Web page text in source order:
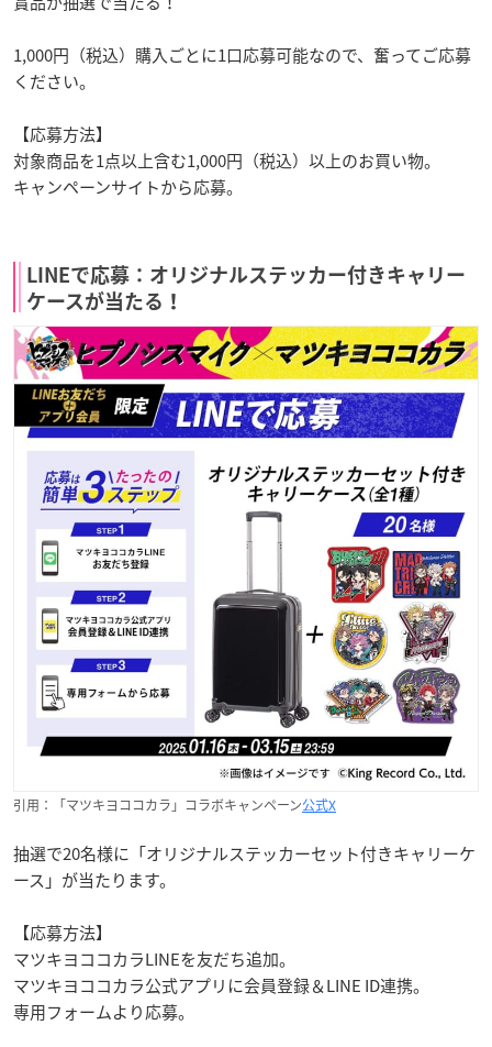
1,000円（税込）購入ごとに1口応募可能なので、奮ってご応募
ください。
【応募方法】
対象商品を1点以上含む1,000円（税込）以上のお買い物。
キャンペーンサイトから応募。
LINEで応募：オリジナルステッカー付きキャリー
ケースが当たる！
引用：「マツキヨココカラ」コラボキャンペーン公式X
抽選で20名様に「オリジナルステッカーセット付きキャリーケ
ース」が当たります。
【応募方法】
マツキヨココカラLINEを友だち追加。
マツキヨココカラ公式アプリに会員登録＆LINE ID連携。
専用フォームより応募。